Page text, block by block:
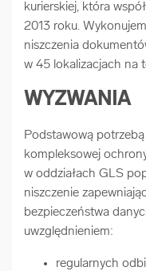
kurierskiej, która
2013 roku.
niszczenia
w 45 lokalizacjach na
WYZWANIA
Podstawową
kompleksowej
w oddziałach GLS
niszczenie
bezpieczeństwa
uwzględnieniem:
regularnych